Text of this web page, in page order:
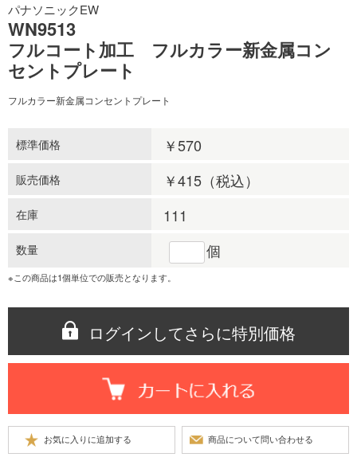
パナソニックEW
WN9513
フルコート加工 フルカラー新金属コン
セントプレート
フルカラー新金属コンセントプレート
標準価格 ￥570
販売価格 ￥415（税込）
在庫 111
数量 個
※この商品は1個単位での販売となります。
ログインしてさらに特別価格